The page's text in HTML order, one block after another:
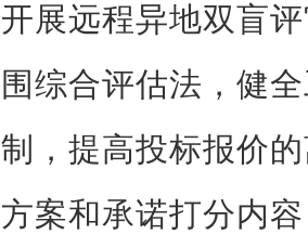
开展远程异地双盲
围综合评估法，健
制，提高投标报价
方案和承诺打分内